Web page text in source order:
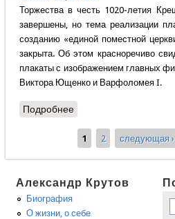
Торжества в честь 1020-летия
завершены, но тема реализации
созданию «единой поместной
закрыта. Об этом красноречиво
плакаты с изображением главных
Виктора Ющенко и Варфоломея I.
Подробнеео Наталия Егорова -
Страницы
1 2 следующая ›
Александр Крутов
Биография
О жизни, о себе